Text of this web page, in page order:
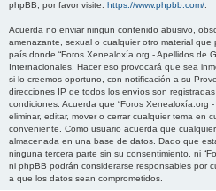
phpBB, por favor visite: https://www.phpbb.com/
Acuerda no enviar ningun contenido abusivo,
amenazante, sexual o cualquier otro material
país donde “Foros Xenealoxía.org - Apellidos de
Internacionales. Hacer eso provocará que sea
si lo creemos oportuno, con notificación a su
direcciones IP de todos los envíos son
condiciones. Acuerda que “Foros Xenealoxía.org
eliminar, editar, mover o cerrar cualquier tema en
conveniente. Como usuario acuerda que
almacenada en una base de datos. Dado que
ninguna tercera parte sin su consentimiento, ni
ni phpBB podrán considerarse responsables por
a que los datos sean comprometidos.